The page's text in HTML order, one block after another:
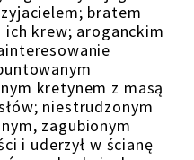
bratem
ich krew; aroganckim
kretynem z masą
niestrudzonym
zagubionym
i uderzył w ścianę